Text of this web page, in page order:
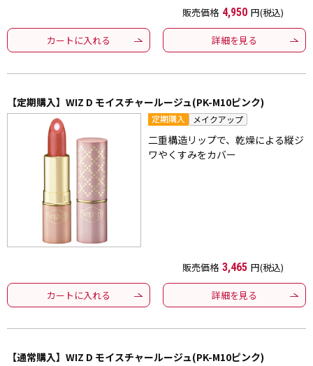
販売価格 4,950 円(税込)
カートに入れる 詳細を見る
【定期購入】WIZ D モイスチャールージュ(PK-M10ピンク)
定期購入 メイクアップ
二重構造リップで、乾燥による縦ジ
ワやくすみをカバー
販売価格 3,465 円(税込)
カートに入れる 詳細を見る
【通常購入】WIZ D モイスチャールージュ(PK-M10ピンク)